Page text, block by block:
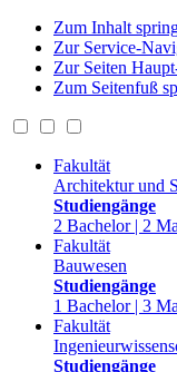
Zum Inhalt
Zur Service-
Zur Seiten
Zum Seitenfuß
Fakultät
Architektur und
Studiengänge
2 Bachelor | 2
Fakultät
Bauwesen
Studiengänge
1 Bachelor | 3
Fakultät
Studiengänge